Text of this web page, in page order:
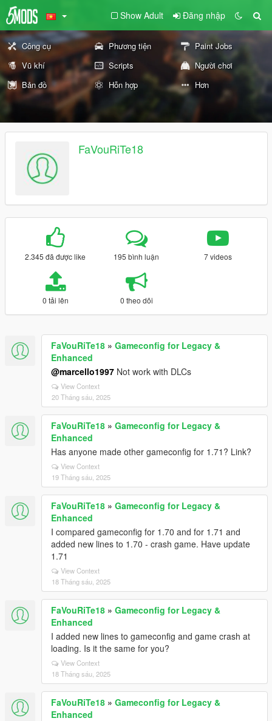
Show Adult Đăng nhập
Công cụ Phương tiện
Paint Jobs
Vũ khí
Scripts
Người chơi
Bản đồ
Hỗn hợp Hơn
FaVouRiTe18
2.345 đã được like 195 bình luận 7 videos
0 tải lên 0 theo dõi
FaVouRiTe18 » Gameconfig for Legacy &
Enhanced
@marcello1997 Not work with DLCs
View Context
20 Tháng sáu, 2025
FaVouRiTe18 » Gameconfig for Legacy &
Enhanced
Has anyone made other gameconfig for 1.71? Link?
View Context
19 Tháng sáu, 2025
FaVouRiTe18 » Gameconfig for Legacy &
Enhanced
I compared gameconfig for 1.70 and for 1.71 and
added new lines to 1.70 - crash game. Have update
1.71
View Context
18 Tháng sáu, 2025
FaVouRiTe18 » Gameconfig for Legacy &
Enhanced
I added new lines to gameconfig and game crash at
loading. Is it the same for you?
View Context
18 Tháng sáu, 2025
FaVouRiTe18 » Gameconfig for Legacy &
Enhanced